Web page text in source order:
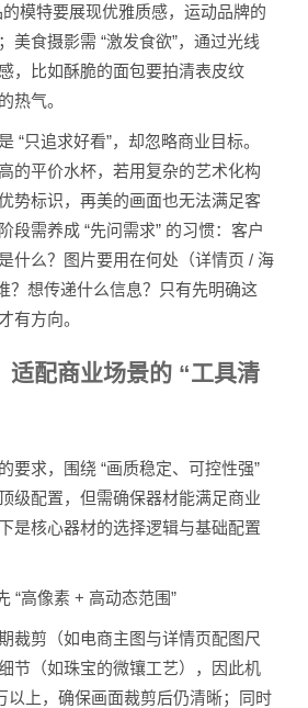
模特要展现优雅质感，运动品牌的
美食摄影需 “激发食欲”，通过光线
，比如酥脆的面包要拍清表皮纹
热气。
只追求好看”，却忽略商业目标。
的平价水杯，若用复杂的艺术化构
势标识，再美的画面也无法满足客
段需养成 “先问需求” 的习惯：客户
什么？图片要用在何处（详情页 / 海
？想传递什么信息？只有先明确这
有方向。
适配商业场景的 “工具清
求，围绕 “画质稳定、可控性强”
级配置，但需确保器材能满足商业
是核心器材的选择逻辑与基础配置
高像素 + 高动态范围”
剪（如电商主图与详情页配图尺
节（如珠宝的微镶工艺），因此机
以上，确保画面裁剪后仍清晰；同时